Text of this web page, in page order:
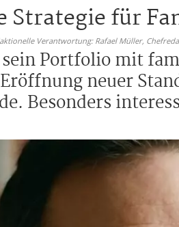
Strategie für
Verantwortung: Rafael Müller,
Portfolio mit
neuer
Besonders